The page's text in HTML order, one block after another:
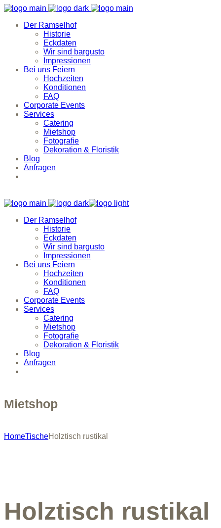
Der Ramselhof
Historie
Eckdaten
Wir sind bargusto
Impressionen
Bei uns Feiern
Hochzeiten
Konditionen
FAQ
Corporate Events
Services
Catering
Mietshop
Fotografie
Dekoration & Floristik
Blog
Anfragen
Der Ramselhof
Historie
Eckdaten
Wir sind bargusto
Impressionen
Bei uns Feiern
Hochzeiten
Konditionen
FAQ
Corporate Events
Services
Catering
Mietshop
Fotografie
Dekoration & Floristik
Blog
Anfragen
Mietshop
HomeTischeHolztisch rustikal
Holztisch rustikal